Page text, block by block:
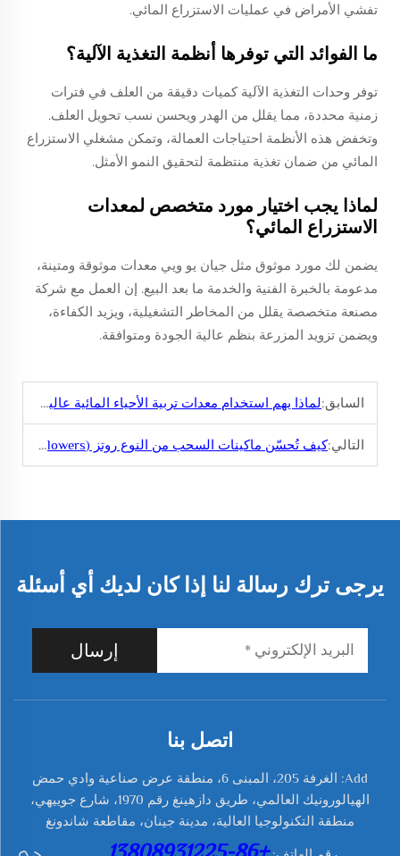
تفشي الأمراض في عمليات الاستزراع المائي.
ما الفوائد التي توفرها أنظمة التغذية الآلية؟
توفر وحدات التغذية الآلية كميات دقيقة من العلف في فترات
زمنية محددة، مما يقلل من الهدر ويحسن نسب تحويل العلف.
وتخفض هذه الأنظمة احتياجات العمالة، وتمكن مشغلي الاستزراع
المائي من ضمان تغذية منتظمة لتحقيق النمو الأمثل.
لماذا يجب اختيار مورد متخصص لمعدات
الاستزراع المائي؟
يضمن لك مورد موثوق مثل جيان يو ويي معدات موثوقة ومتينة،
مدعومة بالخبرة الفنية والخدمة ما بعد البيع. إن العمل مع شركة
مصنعة متخصصة يقلل من المخاطر التشغيلية، ويزيد الكفاءة،
ويضمن تزويد المزرعة بنظم عالية الجودة ومتوافقة.
السابق:لماذا يهم استخدام معدات تربية الأحياء المائية عالية الجودة في المزارع ذات الحجم الكبير
التالي:كيف تُحسّن ماكينات السحب من النوع روتز (Roots Blowers) دوران المياه في مزارع تربية الأسماك؟
يرجى ترك رسالة لنا إذا كان لديك أي أسئلة
إرسال
اتصل بنا
Add: الغرفة 205، المبنى 6، منطقة عرض صناعية وادي حمض
الهيالورونيك العالمي، طريق دازهينغ رقم 1970، شارع جوييهي،
منطقة التكنولوجيا العالية، مدينة جينان، مقاطعة شاندونغ
+86-13808931225